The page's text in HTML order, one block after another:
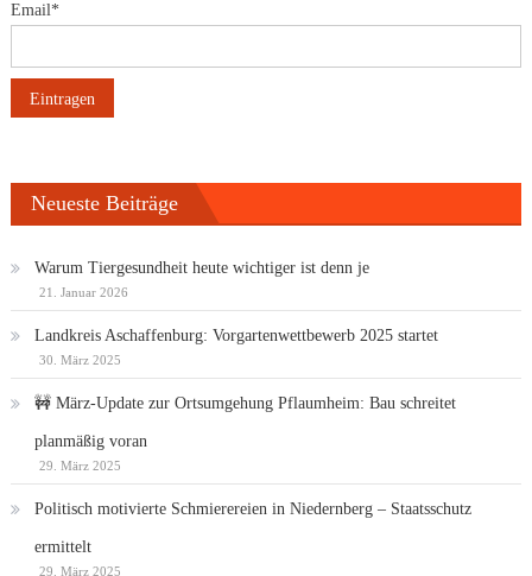
Email*
Neueste Beiträge
Warum Tiergesundheit heute wichtiger ist denn je
21. Januar 2026
Landkreis Aschaffenburg: Vorgartenwettbewerb 2025 startet
30. März 2025
🚧 März-Update zur Ortsumgehung Pflaumheim: Bau schreitet
planmäßig voran
29. März 2025
Politisch motivierte Schmierereien in Niedernberg – Staatsschutz
ermittelt
29. März 2025